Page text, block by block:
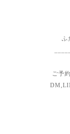
ふ
ご予